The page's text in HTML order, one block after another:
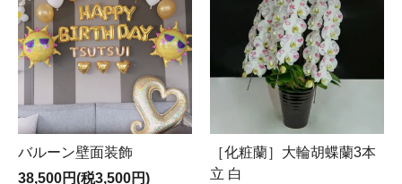
バルーン壁面装飾
38,500円(税3,500円)
［化粧蘭］大輪胡蝶蘭3本
立 白